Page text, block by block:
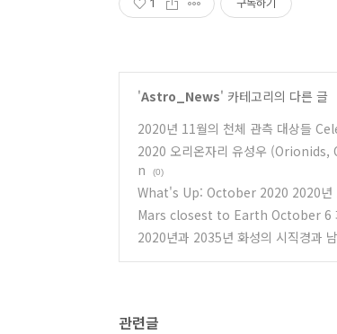
1 구독하기
'Astro_News' 카테고리의 다른 글
2020년 11월의 천체 관측 대상들
2020 오리온자리 유성우
n
(0)
What's Up: October 2020 2020년
Mars closest to Earth October 6
2020년과 2035년 화성의 시직경과
관련글